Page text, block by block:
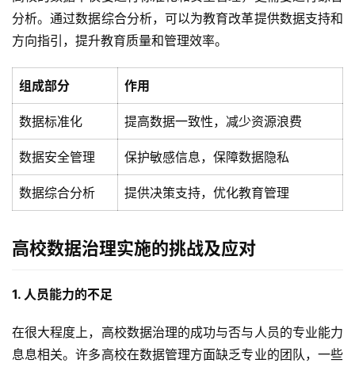
最
新
分析。通过数据综合分析，可以为教育改革提供数据支持和
方向指引，提升教育质量和管理效率。
组成部分 作用
数据标准化 提高数据一致性，减少资源浪费
数据安全管理 保护敏感信息，保障数据隐私
数据综合分析 提供决策支持，优化教育管理
高校数据治理实施的挑战及应对
1. 人员能力的不足
在很大程度上，高校数据治理的成功与否与人员的专业能力
息息相关。许多高校在数据管理方面缺乏专业的团队，一些